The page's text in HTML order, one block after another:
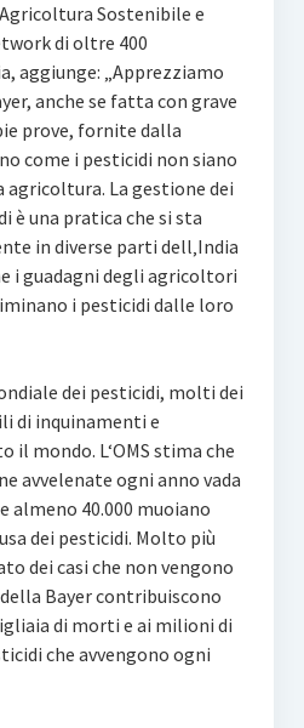
Sostenibile e
di oltre 400
aggiunge: „Apprezziamo
anche se fatta con grave
prove, fornite dalla
come i pesticidi non siano
agricoltura. La gestione dei
è una pratica che si sta
in diverse parti dell‚India
i guadagni degli agricoltori
i pesticidi dalle loro
dei pesticidi, molti dei
di inquinamenti e
mondo. L‘OMS stima che
avvelenate ogni anno vada
almeno 40.000 muoiano
dei pesticidi. Molto più
dei casi che non vengono
Bayer contribuiscono
di morti e ai milioni di
che avvengono ogni